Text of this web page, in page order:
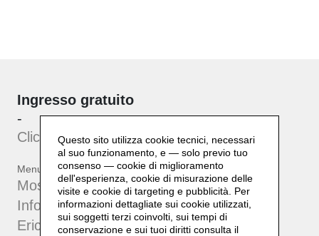
Ingresso gratuito
-
Clicca quiper iscriverti allanewsletter
Menu
Mostre ed Eventi
Info
Erich Lindenberg
Questo sito utilizza cookie tecnici, necessari
al suo funzionamento, e — solo previo tuo
consenso — cookie di miglioramento
dell'esperienza, cookie di misurazione delle
visite e cookie di targeting e pubblicità. Per
informazioni dettagliate sui cookie utilizzati,
sui soggetti terzi coinvolti, sui tempi di
conservazione e sui tuoi diritti consulta il